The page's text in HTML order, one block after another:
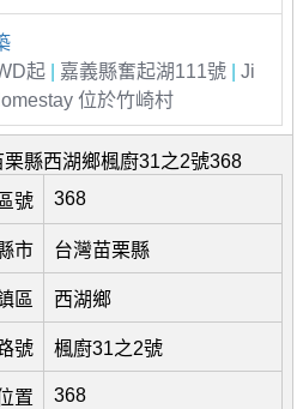
起
嘉義縣奮起湖111號
Ji
位於竹崎村
縣西湖鄉楓廚31之2號368
號
368
市 台灣苗栗縣
區 西湖鄉
號 楓廚31之2號
置 368